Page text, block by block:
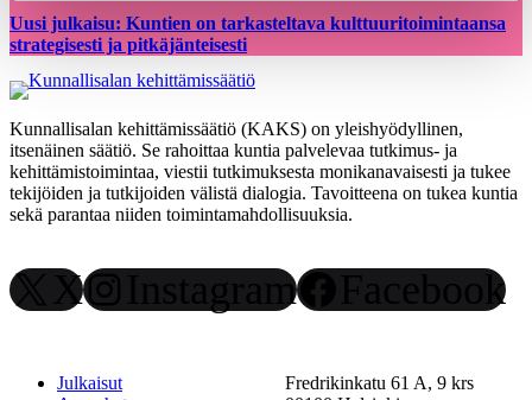
Uusi julkaisu: Kuntien on tarkasteltava kulttuuritoimintaansa
strategisesti ja pitkäjänteisesti
Kunnallisalan kehittämissäätiö (KAKS) on yleishyödyllinen,
itsenäinen säätiö. Se rahoittaa kuntia palvelevaa tutkimus- ja
kehittämistoimintaa, viestii tutkimuksesta monikanavaisesti ja tukee
tekijöiden ja tutkijoiden välistä dialogia. Tavoitteena on tukea kuntia
sekä parantaa niiden toimintamahdollisuuksia.
X Instagram Facebook
Julkaisut
Fredrikinkatu 61 A, 9 krs